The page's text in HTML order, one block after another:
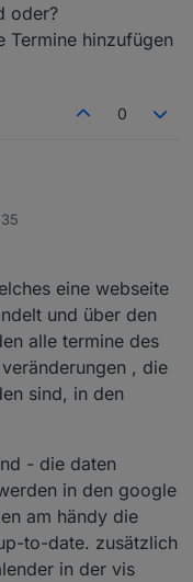
oder?
Termine hinzufügen
0
eine webseite
und über den
alle termine des
, die
sind, in den
- die daten
in den google
am händy die
to-date. zusätzlich
in der vis